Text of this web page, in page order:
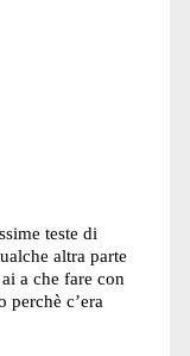
teste di
altra parte
a che fare con
perchè c’era